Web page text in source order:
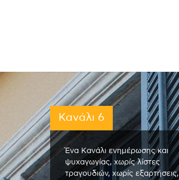
Κανάλι 6
Ένα Κανάλι ενημέρωσης και
ψυχαγωγίας, χωρίς λίστες
τραγουδιών, χωρίς εξαρτήσεις,